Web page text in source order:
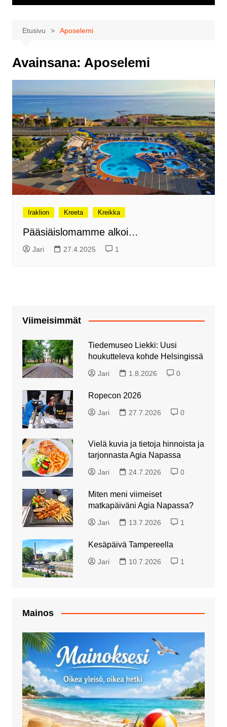
Etusivu Aposelemi
Avainsana: Aposelemi
Iraklion Kreeta Kreikka
Pääsiäislomamme alkoi…
Jari 27.4.2025 1
Viimeisimmät
Tiedemuseo Liekki: Uusi
houkutteleva kohde Helsingissä
Jari 1.8.2026 0
Ropecon 2026
Jari 27.7.2026 0
Vielä kuvia ja tietoja hinnoista ja
tarjonnasta Agia Napassa
Jari 24.7.2026 0
Miten meni viimeiset
matkapäiväni Agia Napassa?
Jari 13.7.2026 1
Kesäpäivä Tampereella
Jari 10.7.2026 1
Mainos